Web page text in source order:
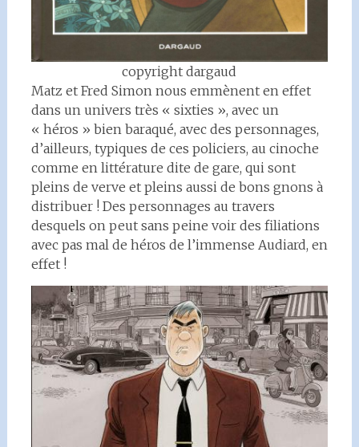
copyright dargaud
Matz et Fred Simon nous emmènent en effet
dans un univers très « sixties », avec un
« héros » bien baraqué, avec des personnages,
d’ailleurs, typiques de ces policiers, au cinoche
comme en littérature dite de gare, qui sont
pleins de verve et pleins aussi de bons gnons à
distribuer ! Des personnages au travers
desquels on peut sans peine voir des filiations
avec pas mal de héros de l’immense Audiard, en
effet !